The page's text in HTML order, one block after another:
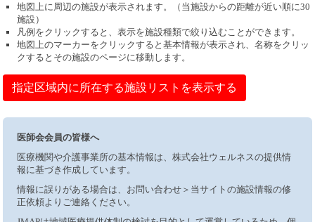
地図上に周辺の施設が表示されます。（当施設からの距離が近い順に30
施設）
凡例をクリックすると、表示を施設種類で絞り込むことができます。
地図上のマーカーをクリックすると基本情報が表示され、名称をクリッ
クするとその施設のページに移動します。
指定区域内に所在する施設リストを表示する
医師会会員の皆様へ
医療機関や介護事業所の基本情報は、株式会社ウェルネスの提供情
報に基づき作成しています。
情報に誤りがある場合は、お問い合わせ＞当サイトの施設情報の修
正依頼よりご連絡ください。